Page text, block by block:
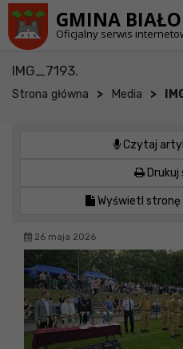
GMINA
Oficjalny serwis
IMG_7193.
Strona główna > Media >
Czytaj
Wyświetl stronę
26 maja 2026